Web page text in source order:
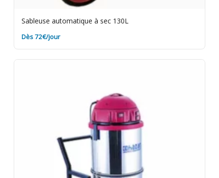
Sableuse automatique à sec 130L
Dès 72€/jour